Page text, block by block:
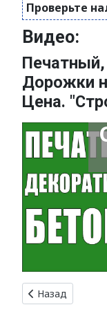
Проверьте
Видео:
Дорожки
Цена.
Предыдущий:
Назад